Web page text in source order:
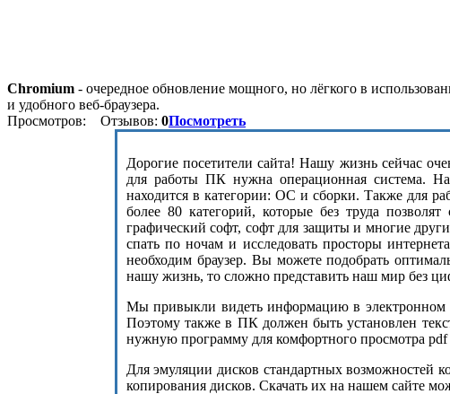
Chromium - очередное обновление мощного, но лёгкого в
и удобного веб-браузера.
Просмотров:
Отзывов: 0Посмотреть
Дорогие посетители сайта! Нашу жизнь сейчас
для работы ПК нужна операционная система.
находится в категории: ОС и сборки. Также для
более 80 категорий, которые без труда
графический софт, софт для защиты и многие
спать по ночам и исследовать просторы
необходим браузер. Вы можете подобрать
нашу жизнь, то сложно представить наш мир без
Мы привыкли видеть информацию в электронном
Поэтому также в ПК должен быть установлен
нужную программу для комфортного просмотра
Для эмуляции дисков стандартных возможностей
копирования дисков. Скачать их на нашем сайте